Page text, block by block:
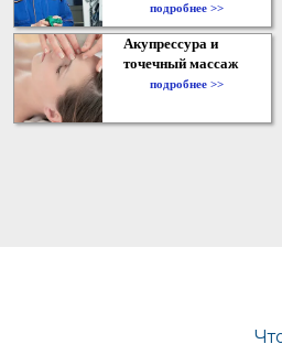
подробнее >>
Акупрессура и
точечный массаж
подробнее >>